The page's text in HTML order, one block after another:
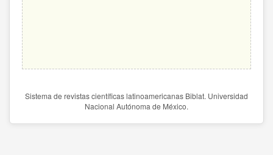
Sistema de revistas científicas latinoamericanas Biblat. Universidad
Nacional Autónoma de México.